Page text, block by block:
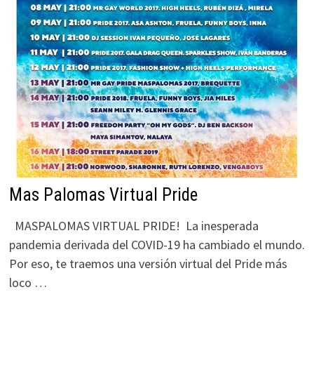
Mas Palomas Virtual Pride
MASPALOMAS VIRTUAL PRIDE! La inesperada
pandemia derivada del COVID-19 ha cambiado el mundo.
Por eso, te traemos una versión virtual del Pride más
loco …